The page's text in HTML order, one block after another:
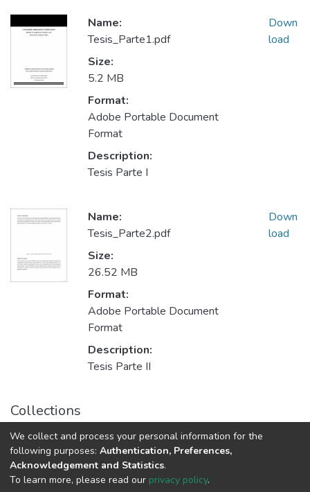
Name:
Tesis_Parte1.pdf
Size:
5.2 MB
Format:
Adobe Portable Document
Format
Description:
Tesis Parte I
Down
load
Name:
Tesis_Parte2.pdf
Size:
26.52 MB
Format:
Adobe Portable Document
Format
Description:
Tesis Parte II
Down
load
Collections
Trabajos Recepcionales Licenciatura en Diseño Gráfico
Av. Plutarco Elías Calles #1210 Fovissste Chamizal Ciudad Juárez,
We collect and process your personal information for the
following purposes: Authentication, Preferences,
Acknowledgement and Statistics.
To learn more, please read our privacy policy.